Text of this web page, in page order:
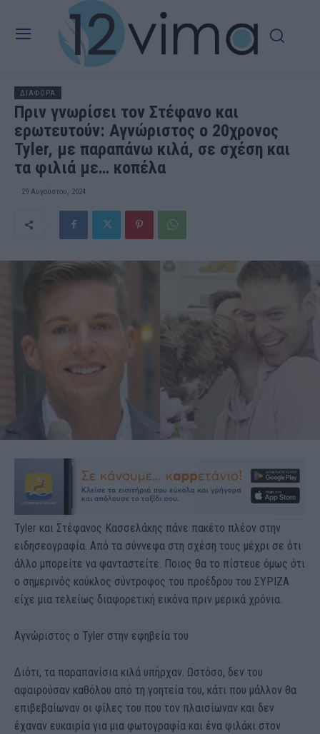
ΔΙΑΦΟΡΑ
Πριν γνωρίσει τον Στέφανο και
ερωτευτούν: Αγνώριστος ο 20χρονος
Tyler, με παραπάνω κιλά, σε σχέση και
τα φιλιά με… κοπέλα
29 Αυγούστου, 2024
Tyler και Στέφανος Κασσελάκης πάνε πακέτο πλέον στην
ειδησεογραφία. Από τα σύννεφα στη σχέση τους μέχρι σε ότι
άλλο μπορείτε να φανταστείτε. Ποιος θα το πίστευε όμως ότι
ο σημερινός κούκλος σύντροφος του προέδρου του ΣΥΡΙΖΑ
είχε μια τελείως διαφορετική εικόνα πριν μερικά χρόνια.
Αγνώριστος ο Tyler στην εφηβεία του
Διότι, τα παραπανίσια κιλά υπήρχαν. Ωστόσο, δεν του
αφαιρούσαν καθόλου από τη γοητεία του, κάτι που μάλλον θα
επιβεβαίωναν οι φίλες του που τον πλαισίωναν και δεν
έχαναν ευκαιρία για μια φωτογραφία και ένα φιλάκι στον